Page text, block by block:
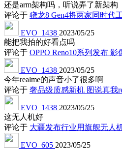
还是arm架构吗，听说弄了新架构
评论于 骁龙8 Gen4将两家同时代
EVO_1438 2023/05/25
能把我拍的好看点吗
评论于 OPPO Reno10系列发布
EVO_1438 2023/05/25
今年realme的声音小了很多啊
评论于 奢品级质感新机 图说真我
EVO_1438 2023/05/25
这无人机好
评论于 大疆发布行业用旗舰无人
EVO_605 2023/05/25